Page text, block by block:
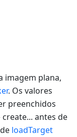
imagem plana,
. Os valores
preenchidos
antes de
loadTarget